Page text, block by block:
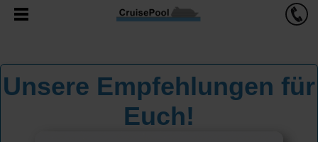
Unsere Empfehlungen für
Euch!